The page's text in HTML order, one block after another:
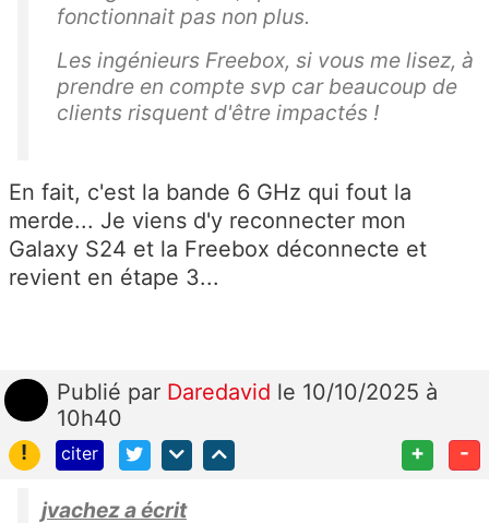
fonctionnait pas non plus.
Les ingénieurs Freebox, si vous me lisez, à
prendre en compte svp car beaucoup de
clients risquent d'être impactés !
En fait, c'est la bande 6 GHz qui fout la
merde... Je viens d'y reconnecter mon
Galaxy S24 et la Freebox déconnecte et
revient en étape 3...
Publié par Daredavid le 10/10/2025 à
10h40
!
citer + -
jvachez a écrit